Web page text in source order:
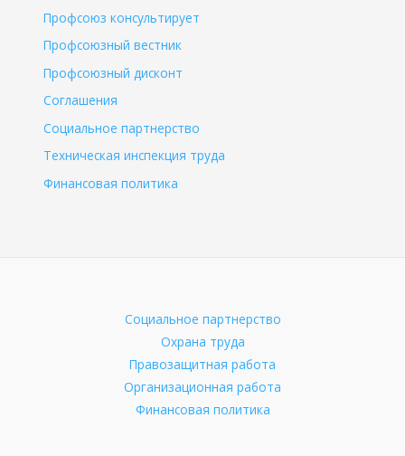
Профсоюз консультирует
Профсоюзный вестник
Профсоюзный дисконт
Соглашения
Социальное партнерство
Техническая инспекция труда
Финансовая политика
Социальное партнерство
Охрана труда
Правозащитная работа
Организационная работа
Финансовая политика